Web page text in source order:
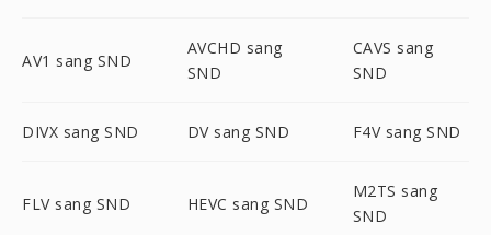
AV1 sang SND
AVCHD sang
SND
CAVS sang
SND
DIVX sang SND DV sang SND F4V sang SND
FLV sang SND HEVC sang SND
M2TS sang
SND